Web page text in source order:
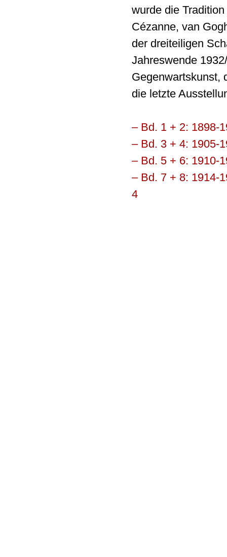
wurde die
Cézanne, van
der dreiteiligen
Jahreswende
Gegenwartskunst,
die letzte
– Bd. 1 + 2: 1898-
– Bd. 3 + 4: 1905-
– Bd. 5 + 6: 1910-
– Bd. 7 + 8: 1914-
4